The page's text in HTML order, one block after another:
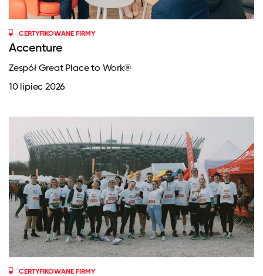
CERTYFIKOWANE FIRMY
Accenture
Zespół Great Place to Work®
10 lipiec 2026
CERTYFIKOWANE FIRMY